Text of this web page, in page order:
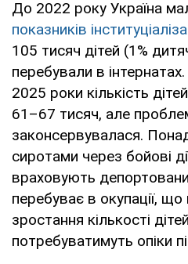
До 2022 року Україна
показників
105 тисяч дітей (1%
перебували в
2025 роки кількість
61–67 тисяч, але
законсервувалася.
сиротами через бойові
враховують
перебуває в окупації,
зростання кількості
потребуватимуть опіки